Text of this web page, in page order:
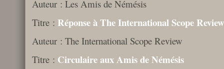
Auteur : Les Amis de Némésis
Titre : Réponse à The International Scope Review
Auteur : The International Scope Review
Titre : Circulaire aux Amis de Némésis